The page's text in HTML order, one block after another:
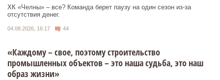
ХК «Челны» – все? Команда берет паузу на один сезон из-за
отсутствия денег.
04.08.2026, 16:17 44
«Каждому – свое, поэтому строительство
промышленных объектов – это наша судьба, это наш
образ жизни»